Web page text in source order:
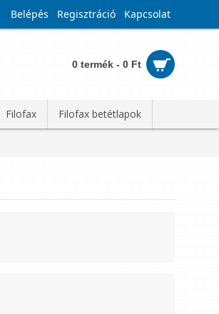
Belépés Regisztráció Kapcsolat
0 termék - 0 Ft
Filofax Filofax betétlapok